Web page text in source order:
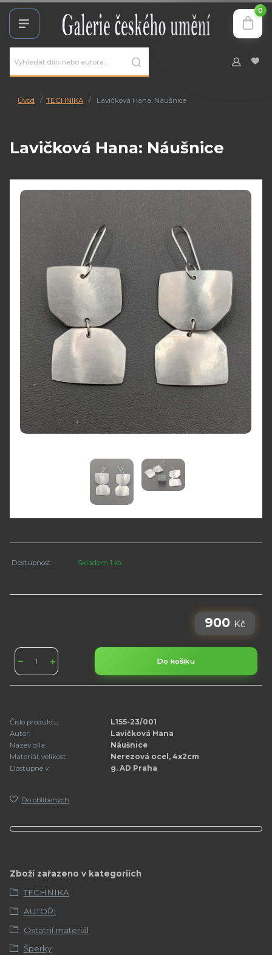
0
Úvod TECHNIKA Lavičková Hana: Náušnice
Lavičková Hana: Náušnice
Dostupnost Skladem 1 ks
900 Kč
Do košíku
Číslo produktu:
L155-23/001
Autor:
Lavičková Hana
Název díla:
Náušnice
Materiál, velikost:
Nerezová ocel, 4x2cm
Dostupné v:
g. AD Praha
Do oblíbených
Zboží zařazeno v kategoriích
TECHNIKA
AUTOŘI
Ostatní materiál
Šperky